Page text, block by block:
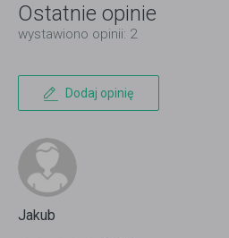
Ostatnie opinie
wystawiono opinii: 2
Dodaj opinię
Jakub